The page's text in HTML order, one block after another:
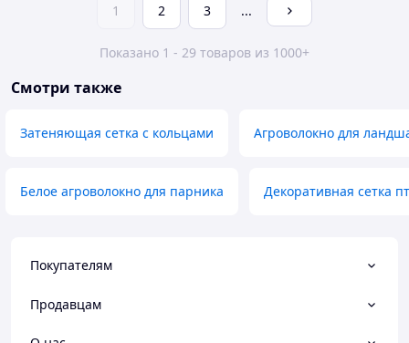
1 2 3 ...
Показано 1 - 29 товаров из 1000+
Смотри также
Затеняющая сетка с кольцами Агроволокно для
Белое агроволокно для парника Декоративная сетка
Покупателям
Продавцам